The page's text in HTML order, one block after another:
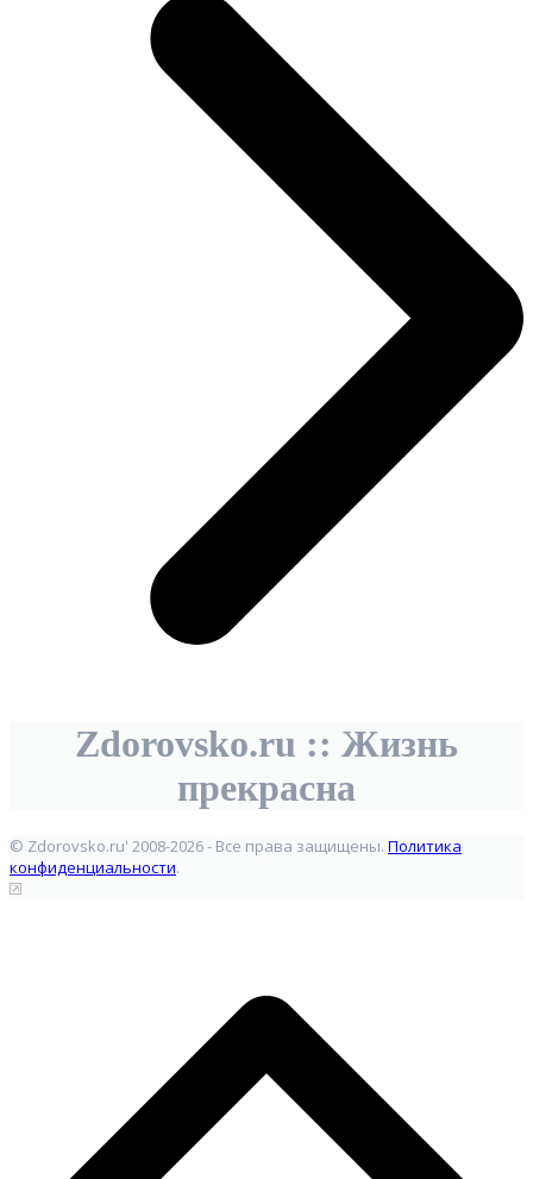
Zdorovsko.ru :: Жизнь
прекрасна
© Zdorovsko.ru' 2008-2026 - Все права защищены. Политика
конфиденциальности.